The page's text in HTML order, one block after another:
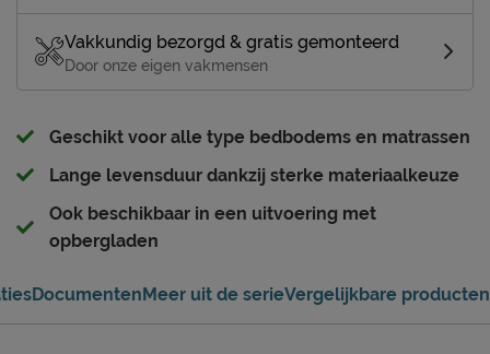
Vakkundig bezorgd & gratis gemonteerd
Door onze eigen vakmensen
Geschikt voor alle type bedbodems en matrassen
Lange levensduur dankzij sterke materiaalkeuze
Ook beschikbaar in een uitvoering met
opbergladen
DocumentenMeer uit de serieVergelijkbare producten